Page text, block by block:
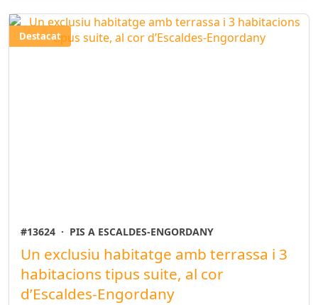
Destacat
#13624 · PIS A ESCALDES-ENGORDANY
Un exclusiu habitatge amb terrassa i 3
habitacions tipus suite, al cor
d’Escaldes-Engordany